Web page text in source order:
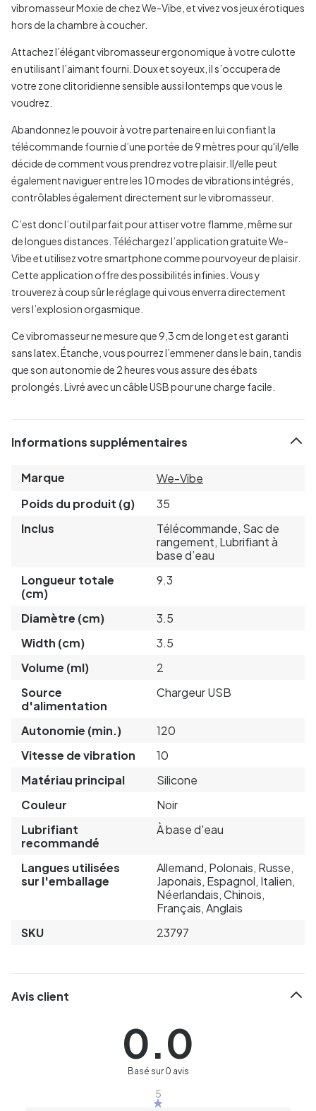
vibromasseur Moxie de chez We-Vibe, et vivez vos jeux érotiques
hors de la chambre à coucher.
Attachez l’élégant vibromasseur ergonomique à votre culotte
en utilisant l’aimant fourni. Doux et soyeux, il s’occupera de
votre zone clitoridienne sensible aussi lontemps que vous le
voudrez.
Abandonnez le pouvoir à votre partenaire en lui confiant la
télécommande fournie d’une portée de 9 mètres pour qu'il/elle
décide de comment vous prendrez votre plaisir. Il/elle peut
également naviguer entre les 10 modes de vibrations intégrés,
contrôlables également directement sur le vibromasseur.
C’est donc l’outil parfait pour attiser votre flamme, même sur
de longues distances. Téléchargez l’application gratuite We-
Vibe et utilisez votre smartphone comme pourvoyeur de plaisir.
Cette application offre des possibilités infinies. Vous y
trouverez à coup sûr le réglage qui vous enverra directement
vers l’explosion orgasmique.
Ce vibromasseur ne mesure que 9,3 cm de long et est garanti
sans latex. Étanche, vous pourrez l’emmener dans le bain, tandis
que son autonomie de 2 heures vous assure des ébats
prolongés. Livré avec un câble USB pour une charge facile.
Informations supplémentaires
Marque
We-Vibe
Poids du produit (g)
35
Inclus
Télécommande, Sac de
rangement, Lubrifiant à
base d’eau
Longueur totale
(cm)
9.3
Diamètre (cm)
3.5
Width (cm)
3.5
Volume (ml)
2
Source
d'alimentation
Chargeur USB
Autonomie (min.)
120
Vitesse de vibration
10
Matériau principal
Silicone
Couleur
Noir
Lubrifiant
recommandé
À base d'eau
Langues utilisées
sur l'emballage
Allemand, Polonais, Russe,
Japonais, Espagnol, Italien,
Néerlandais, Chinois,
Français, Anglais
SKU
23797
Avis client
0.0
Basé sur 0 avis
5